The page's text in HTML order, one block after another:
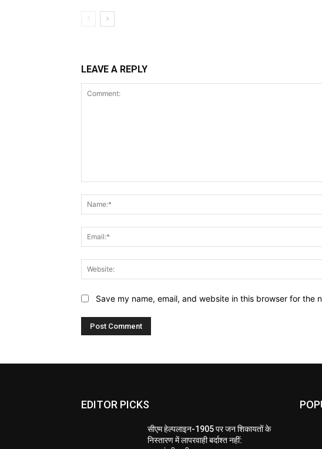
LEAVE A REPLY
Save my name, email, and website in this browser for the
EDITOR PICKS
सीएम हेल्पलाइन-1905 पर जन शिकायतों के
निस्तारण में लापरवाही बर्दाश्त नहीं: